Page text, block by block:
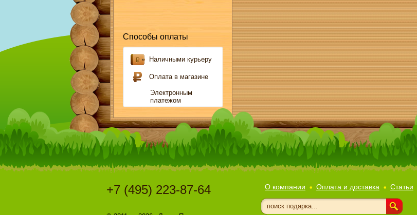
Способы оплаты
Наличными курьеру
Оплата в магазине
Электронным
платежом
О компании Оплата и доставка Статьи
+7 (495) 223-87-64